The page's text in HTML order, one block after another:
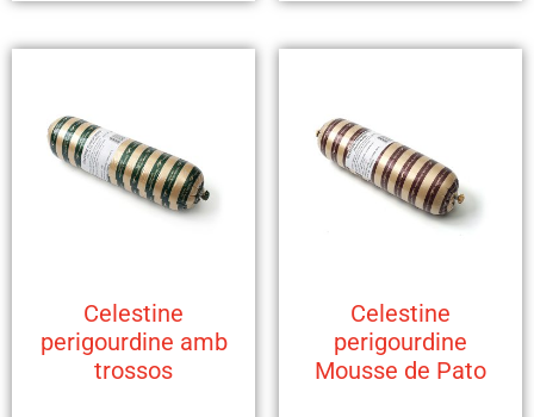
Celestine
perigourdine amb
trossos
Celestine
perigourdine
Mousse de Pato